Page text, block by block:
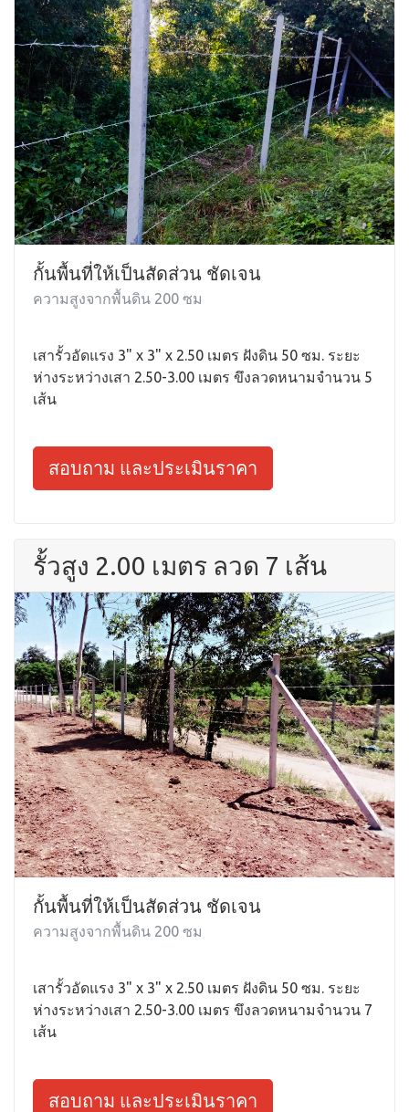
กั้นพื้นที่ให้เป็นสัดส่วน ชัดเจน
ความสูงจากพื้นดิน 200 ซม
เสารั้วอัดแรง 3" x 3" x 2.50 เมตร ฝังดิน 50 ซม. ระยะ
ห่างระหว่างเสา 2.50-3.00 เมตร ขึงลวดหนามจำนวน 5
เส้น
สอบถาม และประเมินราคา
รั้วสูง 2.00 เมตร ลวด 7 เส้น
กั้นพื้นที่ให้เป็นสัดส่วน ชัดเจน
ความสูงจากพื้นดิน 200 ซม
เสารั้วอัดแรง 3" x 3" x 2.50 เมตร ฝังดิน 50 ซม. ระยะ
ห่างระหว่างเสา 2.50-3.00 เมตร ขึงลวดหนามจำนวน 7
เส้น
สอบถาม และประเมินราคา